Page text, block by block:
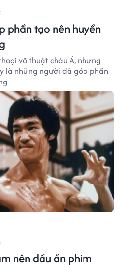
phần tạo nên huyền
võ thuật châu Á, nhưng
là những người đã góp phần
nên dấu ấn phim